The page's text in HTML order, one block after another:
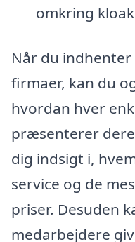
omkring
Når du
firmaer, kan du
hvordan hver
præsenterer
dig indsigt i,
service og de
priser. Desuden
medarbejdere